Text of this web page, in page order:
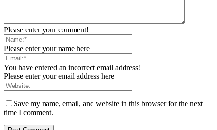
Please enter your comment!
Please enter your name here
You have entered an incorrect email address!
Please enter your email address here
Save my name, email, and website in this browser for the next
time I comment.